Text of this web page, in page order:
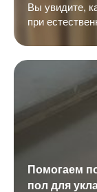
Вы увидите,
при
Помогаем
пол для